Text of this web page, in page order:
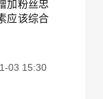
加粉丝忠
应该综合
03 15:30